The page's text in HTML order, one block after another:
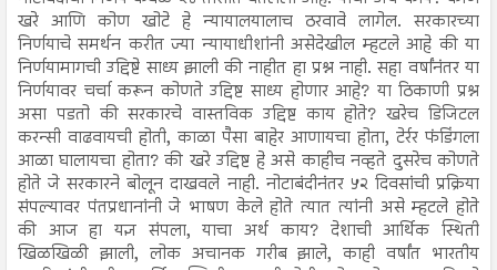
खरे आणि कोण खोटे हे न्यायालयालाच ठरवावे लागेल. सरकारच्या
निर्णयाचे समर्थन करीत ज्या न्यायाधीशांनी असेदेखील म्हटले आहे की या
निर्णयामागची उद्दिष्टे साध्य झाली की नाहीत हा प्रश्न नाही. सहा वर्षांनंतर या
निर्णयावर चर्चा करून कोणते उद्दिष्ट साध्य होणार आहे? या ठिकाणी प्रश्न
असा पडतो की सरकारचे वास्तविक उद्दिष्ट काय होते? खरेच डिजिटल
करन्सी वाढवायची होती, काळा पैसा बाहेर आणायचा होता, टेर्रर फंडिंगला
आळा घालायचा होता? की खरे उद्दिष्ट हे असे काहीच नव्हते दुसरेच कोणते
होते जे सरकारने बोलून दाखवले नाही. नोटाबंदीनंतर ५२ दिवसांची प्रक्रिया
संपल्यावर पंतप्रधानांनी जे भाषण केले होते त्यात त्यांनी असे म्हटले होते
की आज हा यज्ञ संपला, याचा अर्थ काय? देशाची आर्थिक स्थिती
खिळखिळी झाली, लोक अचानक गरीब झाले, काही वर्षांत भारतीय